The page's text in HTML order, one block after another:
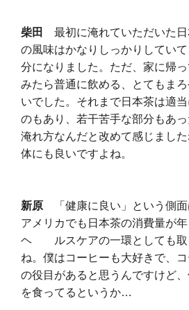
柴田
最初に淹れていただいた
の風味はかなりしっかりしてい
分になりました。ただ、家に帰
みたら普通に飲める、とてもま
いでした。それまで日本茶は適
のもあり、若干苦手な部分もあ
淹れ方なんだと改めて感じまし
体にも良いですよね。
新原
「健康に良い」という側
アメリカでも日本茶の消費量が年
ヘ ルスケアの一環としても取
ね。僕はコーヒーも大好きで、
の役目があると思うんですけど
を食ってるというか…